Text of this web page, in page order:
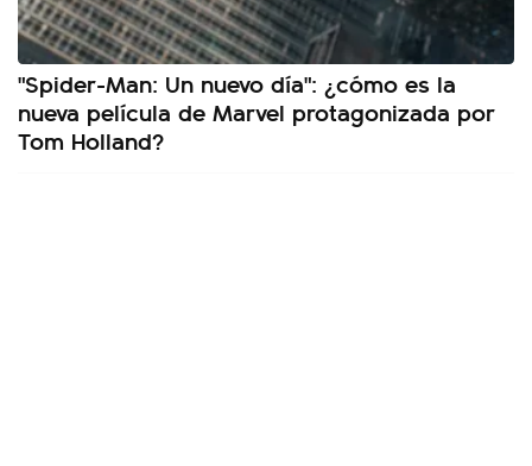
"Spider-Man: Un nuevo día": ¿cómo es la
nueva película de Marvel protagonizada por
Tom Holland?